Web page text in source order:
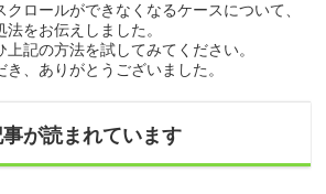
ロールができなくなるケースについて、
をお伝えしました。
記の方法を試してみてください。
、ありがとうございました。
が読まれています